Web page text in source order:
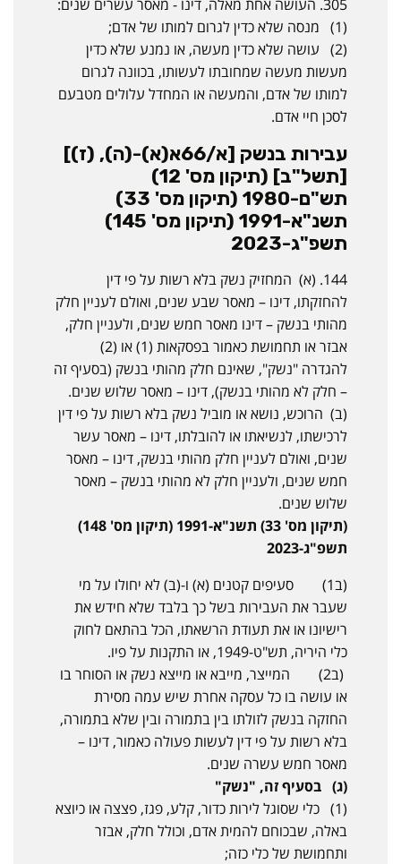
305. העושה אחת מאלה, דינו - מאסר עשרים שנים:
(1) מנסה שלא כדין לגרום למותו של אדם;
(2) עושה שלא כדין מעשה, או נמנע שלא כדין
מעשות מעשה שמחובתו לעשותו, בכוונה לגרום
למותו של אדם, והמעשה או המחדל עלולים מטבעם
לסכן חיי אדם.
עבירות בנשק [א/66א(א)-(ה), (ז)]
[תשל"ב] (תיקון מס' 12)
תש"ם-1980 (תיקון מס' 33)
תשנ"א-1991 (תיקון מס' 145)
תשפ"ג-2023
144. (א) המחזיק נשק בלא רשות על פי דין
להחזקתו, דינו – מאסר שבע שנים, ואולם לעניין חלק
מהותי בנשק – דינו מאסר חמש שנים, ולעניין חלק,
אבזר או תחמושת כאמור בפסקאות (1) או (2)
להגדרה "נשק", שאינם חלק מהותי בנשק (בסעיף זה
– חלק לא מהותי בנשק), דינו – מאסר שלוש שנים.
(ב) הרוכש, נושא או מוביל נשק בלא רשות על פי דין
לרכישתו, לנשיאתו או להובלתו, דינו – מאסר עשר
שנים, ואולם לעניין חלק מהותי בנשק, דינו – מאסר
חמש שנים, ולעניין חלק לא מהותי בנשק – מאסר
שלוש שנים.
(תיקון מס' 33) תשנ"א-1991 (תיקון מס' 148)
תשפ"ג-2023
(ב1) סעיפים קטנים (א) ו-(ב) לא יחולו על מי
שעבר את העבירות בשל כך בלבד שלא חידש את
רישיונו או את תעודת הרשאתו, הכל בהתאם לחוק
כלי היריה, תש"ט-1949, או התקנות על פיו.
(ב2) המייצר, מייבא או מייצא נשק או הסוחר בו
או עושה בו כל עסקה אחרת שיש עמה מסירת
החזקה בנשק לזולתו בין בתמורה ובין שלא בתמורה,
בלא רשות על פי דין לעשות פעולה כאמור, דינו –
מאסר חמש עשרה שנים.
(ג) בסעיף זה, "נשק"
(1) כלי שסוגל לירות כדור, קלע, פגז, פצצה או כיוצא
באלה, שבכוחם להמית אדם, וכולל חלק, אבזר
ותחמושת של כלי כזה;